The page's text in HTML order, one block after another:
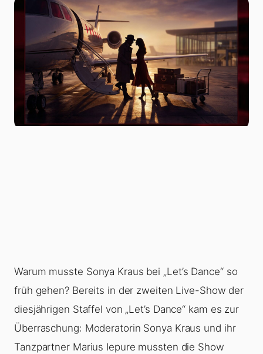
Warum musste Sonya Kraus bei „Let’s Dance“ so
früh gehen? Bereits in der zweiten Live-Show der
diesjährigen Staffel von „Let’s Dance“ kam es zur
Überraschung: Moderatorin Sonya Kraus und ihr
Tanzpartner Marius Iepure mussten die Show